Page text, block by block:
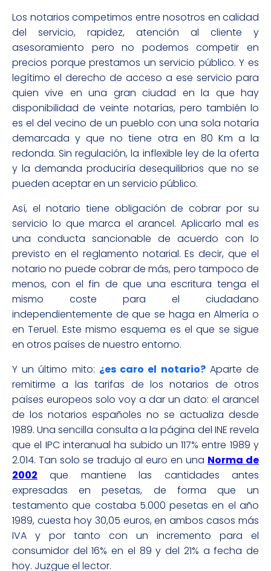
Los notarios competimos entre nosotros en calidad
del servicio, rapidez, atención al cliente y
asesoramiento pero no podemos competir en
precios porque prestamos un servicio público. Y es
legítimo el derecho de acceso a ese servicio para
quien vive en una gran ciudad en la que hay
disponibilidad de veinte notarías, pero también lo
es el del vecino de un pueblo con una sola notaría
demarcada y que no tiene otra en 80 Km a la
redonda. Sin regulación, la inflexible ley de la oferta
y la demanda produciría desequilibrios que no se
pueden aceptar en un servicio público.
Así, el notario tiene obligación de cobrar por su
servicio lo que marca el arancel. Aplicarlo mal es
una conducta sancionable de acuerdo con lo
previsto en el reglamento notarial. Es decir, que el
notario no puede cobrar de más, pero tampoco de
menos, con el fin de que una escritura tenga el
mismo coste para el ciudadano
independientemente de que se haga en Almería o
en Teruel. Este mismo esquema es el que se sigue
en otros países de nuestro entorno.
Y un último mito: ¿es caro el notario?Aparte de
remitirme a las tarifas de los notarios de otros
países europeos solo voy a dar un dato: el arancel
de los notarios españoles no se actualiza desde
1989. Una sencilla consulta a la página del INE revela
que el IPC interanual ha subido un 117% entre 1989 y
2.014. Tan solo se tradujo al euro en una Norma de
2002
que mantiene las cantidades antes
expresadas en pesetas, de forma que un
testamento que costaba 5.000 pesetas en el año
1989, cuesta hoy 30,05 euros, en ambos casos más
IVA y por tanto con un incremento para el
consumidor del 16% en el 89 y del 21% a fecha de
hoy. Juzgue el lector.